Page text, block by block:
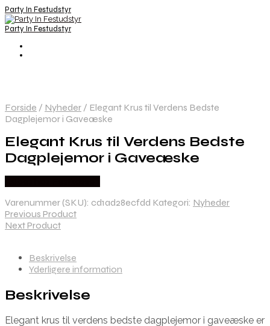
Party In Festudstyr
Party In Festudstyr
Forside / Nyheder / Elegant Krus til Verdens Bedste
Dagplejemor i Gaveæske
Elegant Krus til Verdens Bedste
Dagplejemor i Gaveæske
Varenummer (SKU): cd1ad28ecfdd Kategori: Nyheder
Previous Product
Next Product
Beskrivelse
Yderligere information
Beskrivelse
Elegant krus til verdens bedste dagplejemor i gaveæske er